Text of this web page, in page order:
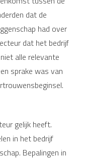
dat de
had over
dat het bedrijf
alle relevante
sprake was van
gelijk heeft.
in het bedrijf
Bepalingen in